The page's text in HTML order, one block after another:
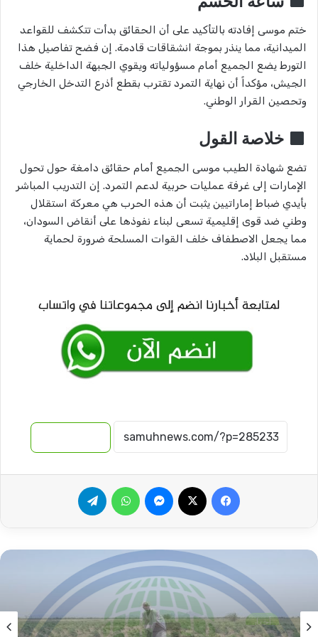
ختم موسى إفادته بالتأكيد على أن الحقائق بدأت تتكشف للقواعد
الميدانية، مما ينذر بموجة انشقاقات قادمة. إن فضح تفاصيل هذا
التورط يضع الجميع أمام مسؤولياته ويقوي الجبهة الداخلية خلف
الجيش، مؤكداً أن نهاية التمرد تقترب بقطع أذرع التدخل الخارجي
وتحصين القرار الوطني.
خلاصة القول
تضع شهادة الطيب موسى الجميع أمام حقائق دامغة حول تحول
الإمارات إلى غرفة عمليات حربية لدعم التمرد. إن التدريب المباشر
بأيدي ضباط إماراتيين يثبت أن هذه الحرب هي معركة استقلال
وطني ضد قوى إقليمية تسعى لبناء نفوذها على أنقاض السودان،
مما يجعل الاصطفاف خلف القوات المسلحة ضرورة لحماية
مستقبل البلاد.
فيسبوك ماسنجر واتساب
أخبار